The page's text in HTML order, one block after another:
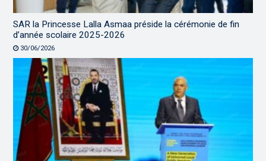
SAR la Princesse Lalla Asmaa préside la cérémonie de fin
d’année scolaire 2025-2026
30/06/2026